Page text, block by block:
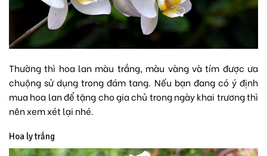
Thường thì hoa lan màu trắng, màu vàng và tím được ưa
chuộng sử dụng trong đám tang. Nếu bạn đang có ý định
mua hoa lan để tặng cho gia chủ trong ngày khai trương thì
nên xem xét lại nhé.
Hoa ly trắng